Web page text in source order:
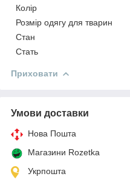
Колір
Розмір одягу для тварин
Стан
Стать
Приховати
Умови доставки
Нова Пошта
Магазини Rozetka
Укрпошта